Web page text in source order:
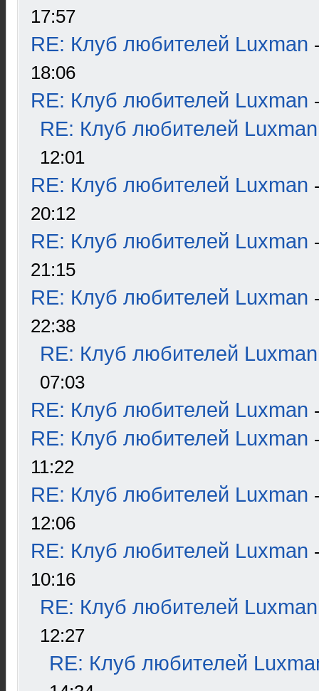
17:57
RE: Клуб любителей Luxman
18:06
RE: Клуб любителей Luxman
RE: Клуб любителей Luxman
12:01
RE: Клуб любителей Luxman
20:12
RE: Клуб любителей Luxman
21:15
RE: Клуб любителей Luxman
22:38
RE: Клуб любителей Luxman
07:03
RE: Клуб любителей Luxman
RE: Клуб любителей Luxman
11:22
RE: Клуб любителей Luxman
12:06
RE: Клуб любителей Luxman
10:16
RE: Клуб любителей Luxman
12:27
RE: Клуб любителей